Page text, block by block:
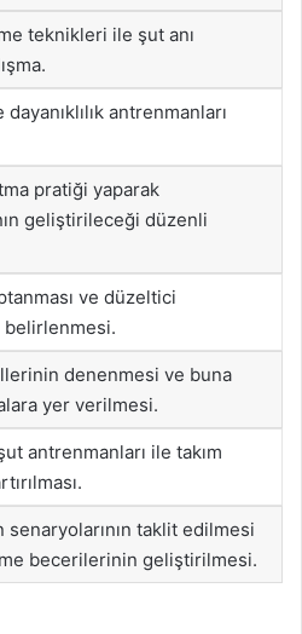
teknikleri ile şut anı
antrenmanları
pratiği yaparak
geliştirileceği düzenli
ve düzeltici
denenmesi ve buna
yer verilmesi.
antrenmanları ile takım
senaryolarının taklit edilmesi
becerilerinin geliştirilmesi.